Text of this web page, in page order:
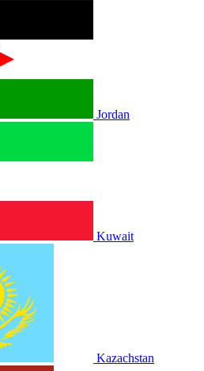
Jordan
Kuwait
Kazachstan